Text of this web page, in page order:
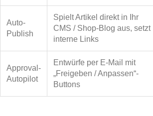
Auto-
Publish
Spielt Artikel direkt in Ihr
CMS / Shop-Blog aus, setzt
interne Links
Approval-
Autopilot
Entwürfe per E-Mail mit
„Freigeben / Anpassen“-
Buttons